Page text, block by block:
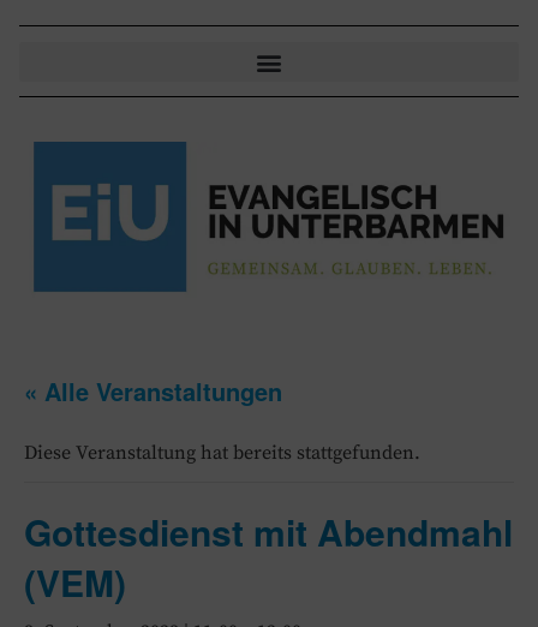
« Alle Veranstaltungen
Diese Veranstaltung hat bereits stattgefunden.
Gottesdienst mit Abendmahl
(VEM)